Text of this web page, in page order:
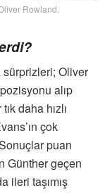
Rowland.
Oliver
alıp
daha hızlı
çok
puan
Günther geçen
ileri taşımış